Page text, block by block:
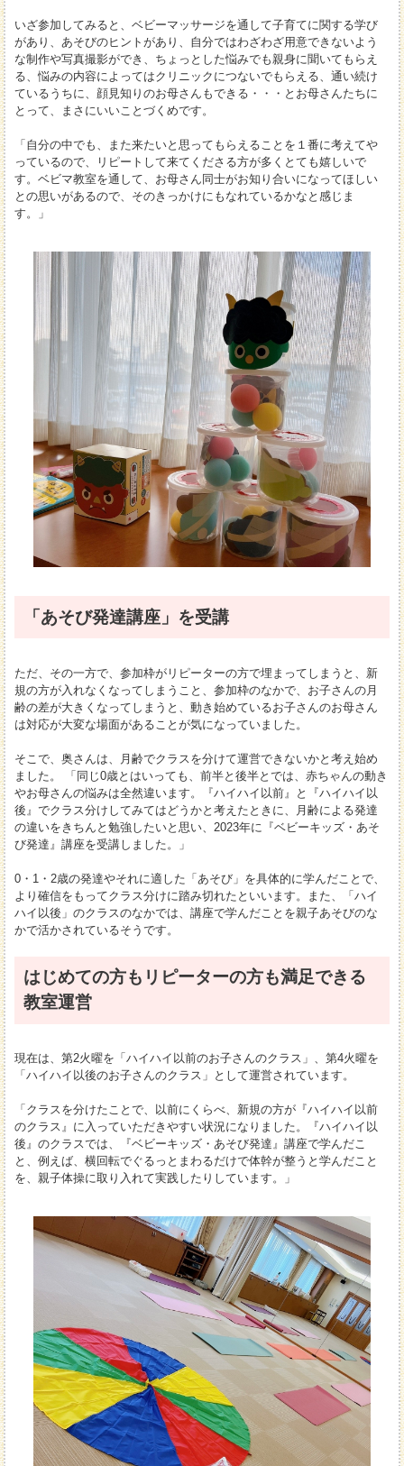
いざ参加してみると、ベビーマッサージを通して子育てに関する学び
があり、あそびのヒントがあり、自分ではわざわざ用意できないよう
な制作や写真撮影ができ、ちょっとした悩みでも親身に聞いてもらえ
る、悩みの内容によってはクリニックにつないでもらえる、通い続け
ているうちに、顔見知りのお母さんもできる・・・とお母さんたちに
とって、まさにいいことづくめです。
「自分の中でも、また来たいと思ってもらえることを１番に考えてや
っているので、リピートして来てくださる方が多くとても嬉しいで
す。ベビマ教室を通して、お母さん同士がお知り合いになってほしい
との思いがあるので、そのきっかけにもなれているかなと感じま
す。」
「あそび発達講座」を受講
ただ、その一方で、参加枠がリピーターの方で埋まってしまうと、新
規の方が入れなくなってしまうこと、参加枠のなかで、お子さんの月
齢の差が大きくなってしまうと、動き始めているお子さんのお母さん
は対応が大変な場面があることが気になっていました。
そこで、奥さんは、月齢でクラスを分けて運営できないかと考え始め
ました。 「同じ0歳とはいっても、前半と後半とでは、赤ちゃんの動き
やお母さんの悩みは全然違います。『ハイハイ以前』と『ハイハイ以
後』でクラス分けしてみてはどうかと考えたときに、月齢による発達
の違いをきちんと勉強したいと思い、2023年に『ベビーキッズ・あそ
び発達』講座を受講しました。」
0・1・2歳の発達やそれに適した「あそび」を具体的に学んだことで、
より確信をもってクラス分けに踏み切れたといいます。また、「ハイ
ハイ以後」のクラスのなかでは、講座で学んだことを親子あそびのな
かで活かされているそうです。
はじめての方もリピーターの方も満足できる
教室運営
現在は、第2火曜を「ハイハイ以前のお子さんのクラス」、第4火曜を
「ハイハイ以後のお子さんのクラス」として運営されています。
「クラスを分けたことで、以前にくらべ、新規の方が『ハイハイ以前
のクラス』に入っていただきやすい状況になりました。『ハイハイ以
後』のクラスでは、『ベビーキッズ・あそび発達』講座で学んだこ
と、例えば、横回転でぐるっとまわるだけで体幹が整うと学んだこと
を、親子体操に取り入れて実践したりしています。」